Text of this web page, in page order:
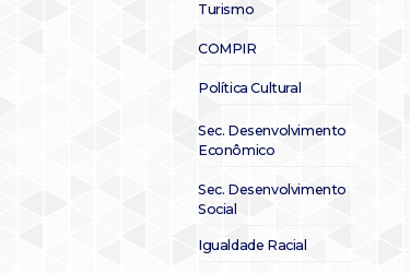
Turismo
COMPIR
Política Cultural
Sec. Desenvolvimento
Econômico
Sec. Desenvolvimento
Social
Igualdade Racial